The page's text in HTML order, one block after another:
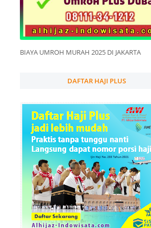
BIAYA UMROH MURAH 2025 DI JAKARTA
DAFTAR HAJI PLUS